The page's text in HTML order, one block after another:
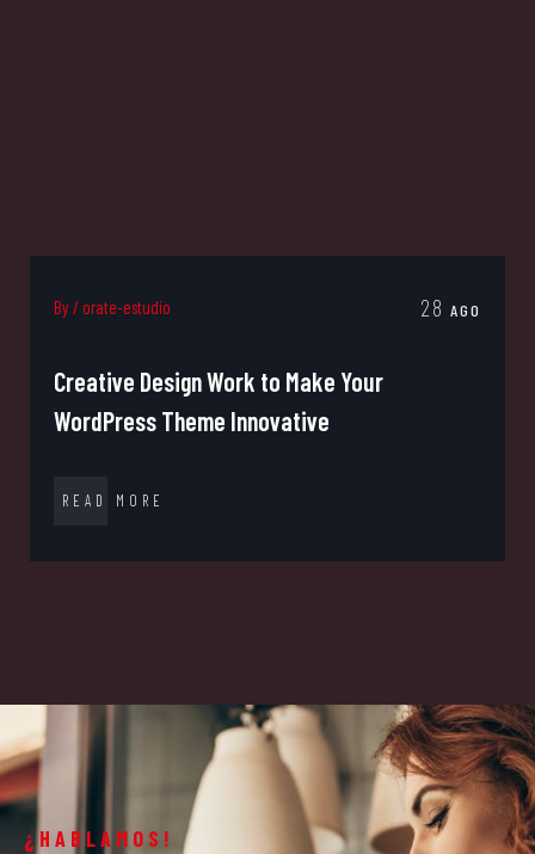
Work to Make Your
Innovative
By / orate-estudio
¿HABLAMOS!